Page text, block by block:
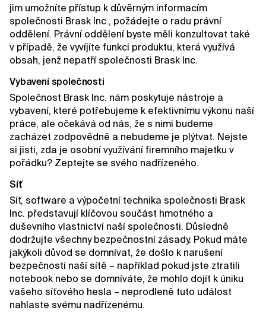
jim umožníte přístup k důvěrným informacím
společnosti Brask Inc., požádejte o radu právní
oddělení. Právní oddělení byste měli konzultovat také
v případě, že vyvíjíte funkci produktu, která využívá
obsah, jenž nepatří společnosti Brask Inc.
Vybavení společnosti
Společnost Brask Inc. nám poskytuje nástroje a
vybavení, které potřebujeme k efektivnímu výkonu naší
práce, ale očekává od nás, že s nimi budeme
zacházet zodpovědně a nebudeme je plýtvat. Nejste
si jisti, zda je osobní využívání firemního majetku v
pořádku? Zeptejte se svého nadřízeného.
Síť
Síť, software a výpočetní technika společnosti Brask
Inc. představují klíčovou součást hmotného a
duševního vlastnictví naší společnosti. Důsledně
dodržujte všechny bezpečnostní zásady. Pokud máte
jakýkoli důvod se domnívat, že došlo k narušení
bezpečnosti naší sítě – například pokud jste ztratili
notebook nebo se domníváte, že mohlo dojít k úniku
vašeho síťového hesla – neprodleně tuto událost
nahlaste svému nadřízenému.